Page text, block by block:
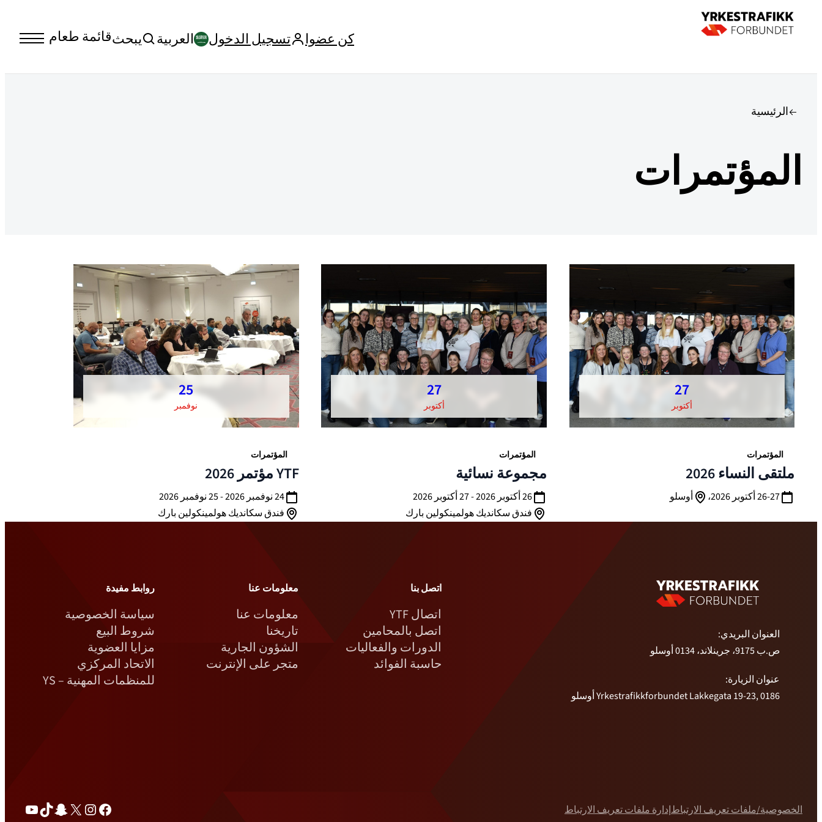
كن عضوا تسجيل الدخول العربية‏ يبحثقائمة طعام
الرئيسية
المؤتمرات
27
أكتوبر
المؤتمرات
ملتقى النساء 2026
26-27 أكتوبر 2026، أوسلو
27
أكتوبر
المؤتمرات
مجموعة نسائية
26 أكتوبر 2026 - 27 أكتوبر 2026
فندق سكانديك هولمينكولين بارك
25
نوفمبر
المؤتمرات
YTF مؤتمر 2026
24 نوفمبر 2026 - 25 نوفمبر 2026
فندق سكانديك هولمينكولين بارك
العنوان البريدي:
ص.ب 9175، جرينلاند، 0134 أوسلو
عنوان الزيارة:
Yrkestrafikkforbundet Lakkegata 19-23, 0186 أوسلو
اتصل بنا
اتصال YTF
اتصل بالمحامين
الدورات والفعاليات
حاسبة الفوائد
معلومات عنا
معلومات عنا
تاريخنا
الشؤون الجارية
متجر على الإنترنت
روابط مفيدة
سياسة الخصوصية
شروط البيع
مزايا العضوية
الاتحاد المركزي
للمنظمات المهنية – YS
الخصوصية/ملفات تعريف الارتباطإدارة ملفات تعريف الارتباط فيسبوك
انستغرام
إكسسناب شات
تيك توك